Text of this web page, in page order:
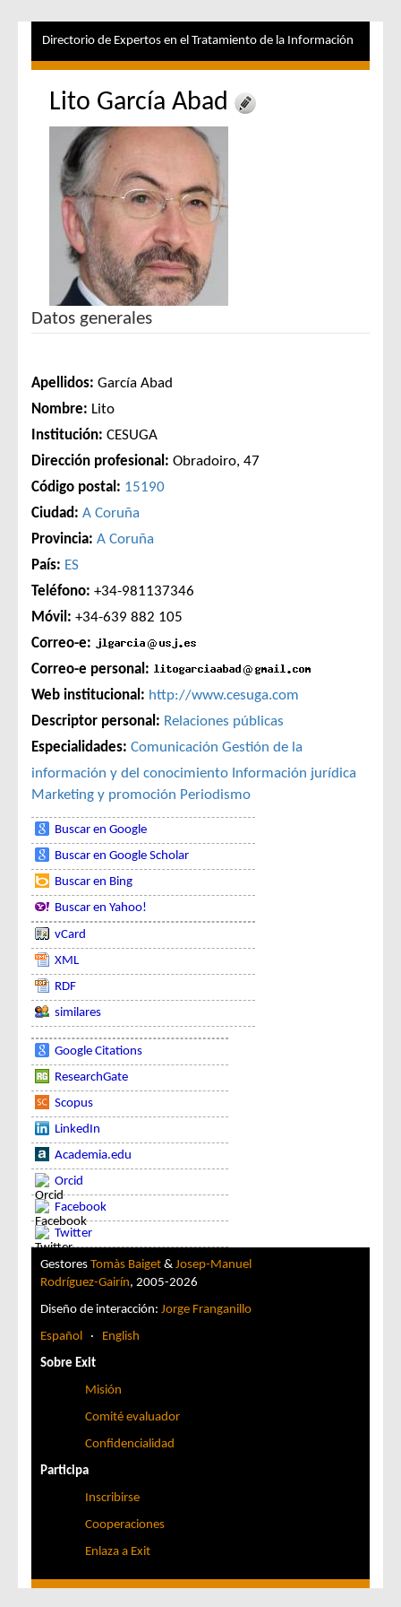
Directorio de Expertos en el Tratamiento de la Información
Lito García Abad
Datos generales
Apellidos: García Abad
Nombre: Lito
Institución: CESUGA
Dirección profesional: Obradoiro, 47
Código postal: 15190
Ciudad: A Coruña
Provincia: A Coruña
País: ES
Teléfono: +34-981137346
Móvil: +34-639 882 105
Correo-e:
Correo-e personal:
Web institucional: http://www.cesuga.com
Descriptor personal: Relaciones públicas
Especialidades: Comunicación Gestión de la
información y del conocimiento Información jurídica
Marketing y promoción Periodismo
Buscar en Google
Buscar en Google Scholar
Buscar en Bing
Buscar en Yahoo!
vCard
XML
RDF
similares
Google Citations
ResearchGate
Scopus
LinkedIn
Academia.edu
Orcid
Facebook
Twitter
Gestores Tomàs Baiget & Josep-Manuel
Rodríguez-Gairín, 2005-2026
Diseño de interacción: Jorge Franganillo
Español · English
Sobre Exit
Misión
Comité evaluador
Confidencialidad
Participa
Inscribirse
Cooperaciones
Enlaza a Exit